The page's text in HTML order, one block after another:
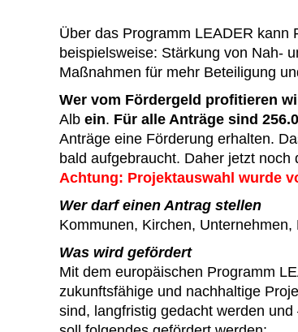
Über das Programm LEADER kann
beispielsweise: Stärkung von Nah-
Maßnahmen für mehr Beteiligung
Wer vom Fördergeld profitieren
Alb ein. Für alle Anträge sind
Anträge eine Förderung erhalten.
bald aufgebraucht. Daher jetzt
Achtung: Projektauswahl wurde
Wer darf einen Antrag stellen
Kommunen, Kirchen,
Was wird gefördert
Mit dem europäischen Programm
zukunftsfähige und nachhaltige
sind, langfristig gedacht werden